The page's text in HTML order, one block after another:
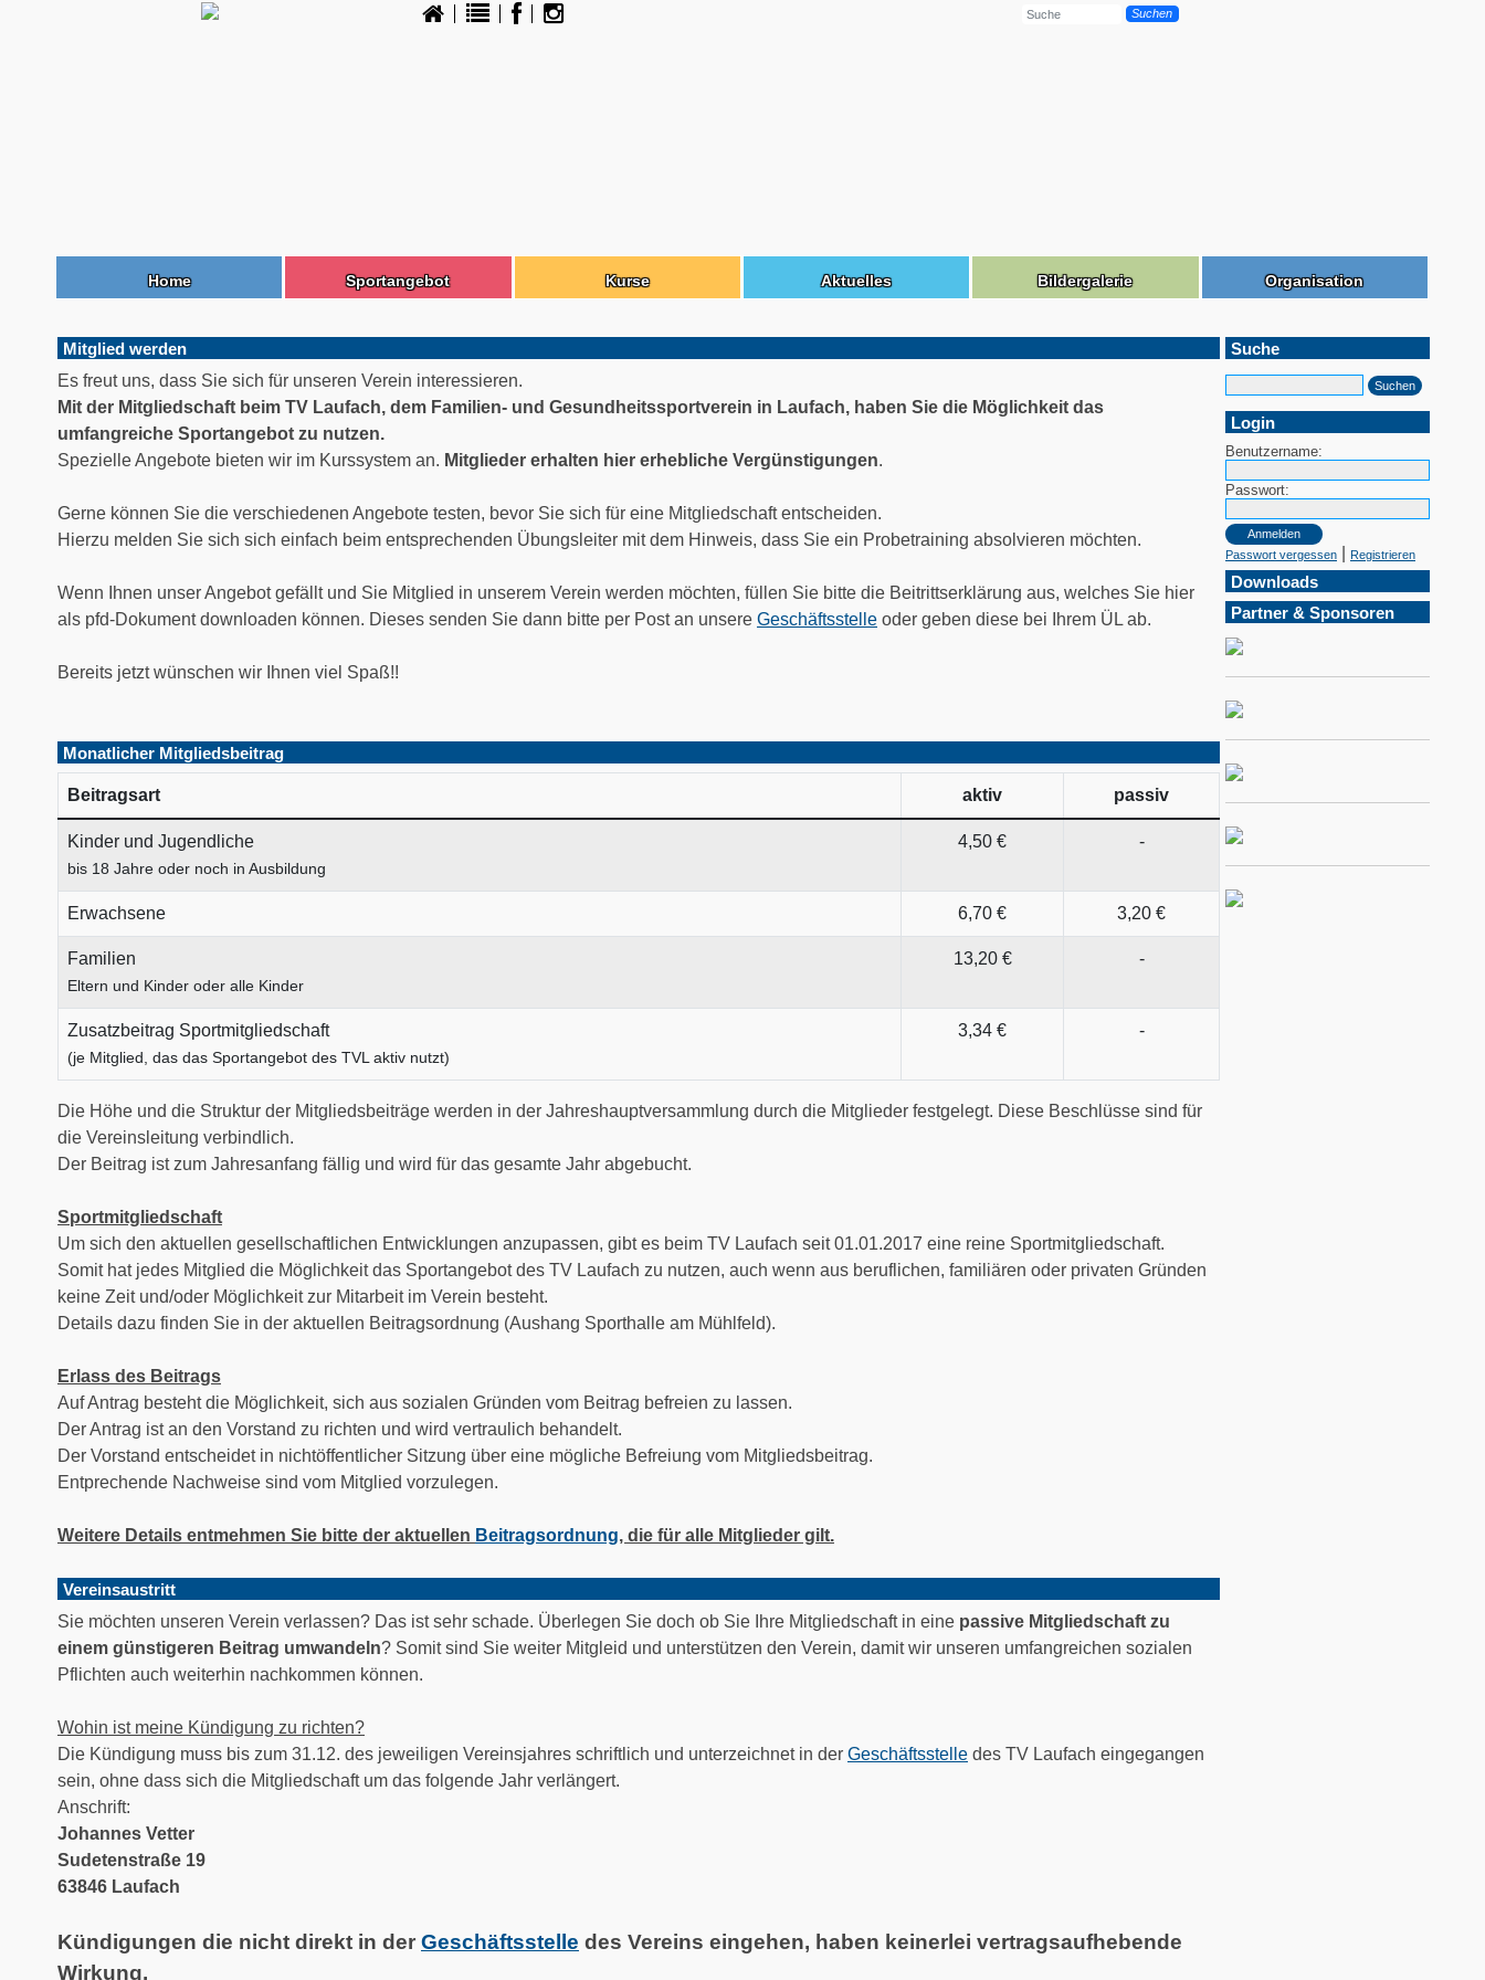
Suchen
Home Sportangebot Kurse Aktuelles Bildergalerie Organisation
Mitglied werden
Es freut uns, dass Sie sich für unseren Verein interessieren.
Mit der Mitgliedschaft beim TV Laufach, dem Familien- und Gesundheitssportverein in Laufach, haben Sie die Möglichkeit das
umfangreiche Sportangebot zu nutzen.
Spezielle Angebote bieten wir im Kurssystem an. Mitglieder erhalten hier erhebliche Vergünstigungen.
Gerne können Sie die verschiedenen Angebote testen, bevor Sie sich für eine Mitgliedschaft entscheiden.
Hierzu melden Sie sich sich einfach beim entsprechenden Übungsleiter mit dem Hinweis, dass Sie ein Probetraining absolvieren möchten.
Wenn Ihnen unser Angebot gefällt und Sie Mitglied in unserem Verein werden möchten, füllen Sie bitte die Beitrittserklärung aus, welches Sie hier
als pfd-Dokument downloaden können. Dieses senden Sie dann bitte per Post an unsere Geschäftsstelle oder geben diese bei Ihrem ÜL ab.
Bereits jetzt wünschen wir Ihnen viel Spaß!!
Monatlicher Mitgliedsbeitrag
Beitragsart aktiv passiv
Kinder und Jugendliche
bis 18 Jahre oder noch in Ausbildung
4,50 € -
Erwachsene 6,70 € 3,20 €
Familien
Eltern und Kinder oder alle Kinder
13,20 € -
Zusatzbeitrag Sportmitgliedschaft
(je Mitglied, das das Sportangebot des TVL aktiv nutzt)
3,34 € -
Die Höhe und die Struktur der Mitgliedsbeiträge werden in der Jahreshauptversammlung durch die Mitglieder festgelegt. Diese Beschlüsse sind für
die Vereinsleitung verbindlich.
Der Beitrag ist zum Jahresanfang fällig und wird für das gesamte Jahr abgebucht.
Sportmitgliedschaft
Um sich den aktuellen gesellschaftlichen Entwicklungen anzupassen, gibt es beim TV Laufach seit 01.01.2017 eine reine Sportmitgliedschaft.
Somit hat jedes Mitglied die Möglichkeit das Sportangebot des TV Laufach zu nutzen, auch wenn aus beruflichen, familiären oder privaten Gründen
keine Zeit und/oder Möglichkeit zur Mitarbeit im Verein besteht.
Details dazu finden Sie in der aktuellen Beitragsordnung (Aushang Sporthalle am Mühlfeld).
Erlass des Beitrags
Auf Antrag besteht die Möglichkeit, sich aus sozialen Gründen vom Beitrag befreien zu lassen.
Der Antrag ist an den Vorstand zu richten und wird vertraulich behandelt.
Der Vorstand entscheidet in nichtöffentlicher Sitzung über eine mögliche Befreiung vom Mitgliedsbeitrag.
Entprechende Nachweise sind vom Mitglied vorzulegen.
Weitere Details entmehmen Sie bitte der aktuellen Beitragsordnung, die für alle Mitglieder gilt.
Vereinsaustritt
Sie möchten unseren Verein verlassen? Das ist sehr schade. Überlegen Sie doch ob Sie Ihre Mitgliedschaft in eine passive Mitgliedschaft zu
einem günstigeren Beitrag umwandeln? Somit sind Sie weiter Mitgleid und unterstützen den Verein, damit wir unseren umfangreichen sozialen
Pflichten auch weiterhin nachkommen können.
Wohin ist meine Kündigung zu richten?
Die Kündigung muss bis zum 31.12. des jeweiligen Vereinsjahres schriftlich und unterzeichnet in der Geschäftsstelle des TV Laufach eingegangen
sein, ohne dass sich die Mitgliedschaft um das folgende Jahr verlängert.
Anschrift:
Johannes Vetter
Sudetenstraße 19
63846 Laufach
Kündigungen die nicht direkt in der Geschäftsstelle des Vereins eingehen, haben keinerlei vertragsaufhebende
Wirkung.
Suche
Login
Benutzername:
Passwort:
Passwort vergessen Registrieren
Downloads
Partner & Sponsoren